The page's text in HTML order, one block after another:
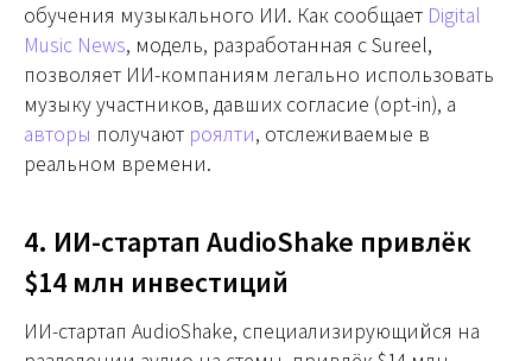
обучения музыкального ИИ. Как сообщает Digital
Music News, модель, разработанная с Sureel,
позволяет ИИ-компаниям легально использовать
музыку участников, давших согласие (opt-in), а
авторы получают роялти, отслеживаемые в
реальном времени.
4. ИИ-стартап AudioShake привлёк
$14 млн инвестиций
ИИ-стартап AudioShake, специализирующийся на